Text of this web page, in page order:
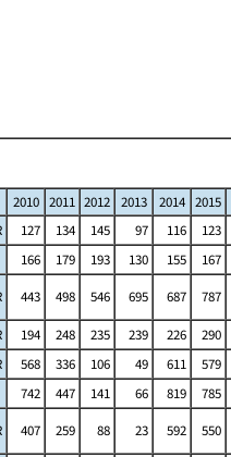
2010 2011 2012 2013 2014 2015
127 134 145 97 116 123
166 179 193 130 155 167
443 498 546 695 687 787
194 248 235 239 226 290
568 336 106 49 611 579
742 447 141 66 819 785
407 259 88 23 592 550